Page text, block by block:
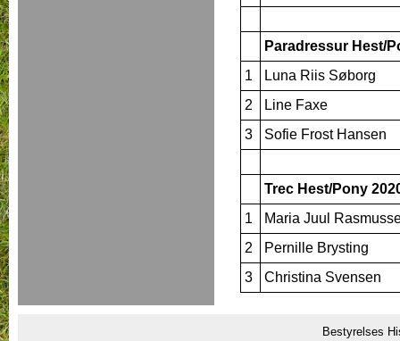
Paradressur Hest/
1
Luna Riis Søborg
2
Line Faxe
3
Sofie Frost Hansen
Trec Hest/Pony
1
Maria Juul
2
Pernille Brysting
3
Christina Svensen
Bestyrelses